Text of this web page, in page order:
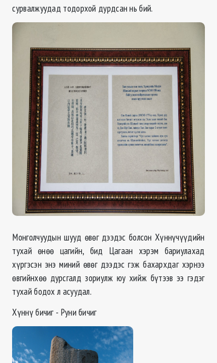
сурвалжуудад тодорхой дурдсан нь бий.
Монголчуудын шууд өвөг дээдэс болсон Хүннүчүүдийн
тухай өнөө цагийн, бид Цагаан хэрэм бариулахад
хүргэсэн энэ миний өвөг дээдэс гэж бахархдаг хэрнээ
өвгийнхөө дурсгалд зориулж юу хийж бүтээв ээ гэдэг
тухай бодох л асуудал.
Хүннү бичиг - Руни бичиг